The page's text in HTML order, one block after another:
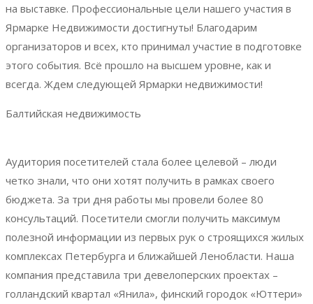
на выставке. Профессиональные цели нашего участия в
Ярмарке Недвижимости достигнуты! Благодарим
организаторов и всех, кто принимал участие в подготовке
этого события. Всё прошло на высшем уровне, как и
всегда. Ждем следующей Ярмарки недвижимости!
Балтийская недвижимость
Аудитория посетителей стала более целевой – люди
четко знали, что они хотят получить в рамках своего
бюджета. За три дня работы мы провели более 80
консультаций. Посетители смогли получить максимум
полезной информации из первых рук о строящихся жилых
комплексах Петербурга и ближайшей Ленобласти. Наша
компания представила три девелоперских проектах –
голландский квартал «Янила», финский городок «Юттери»